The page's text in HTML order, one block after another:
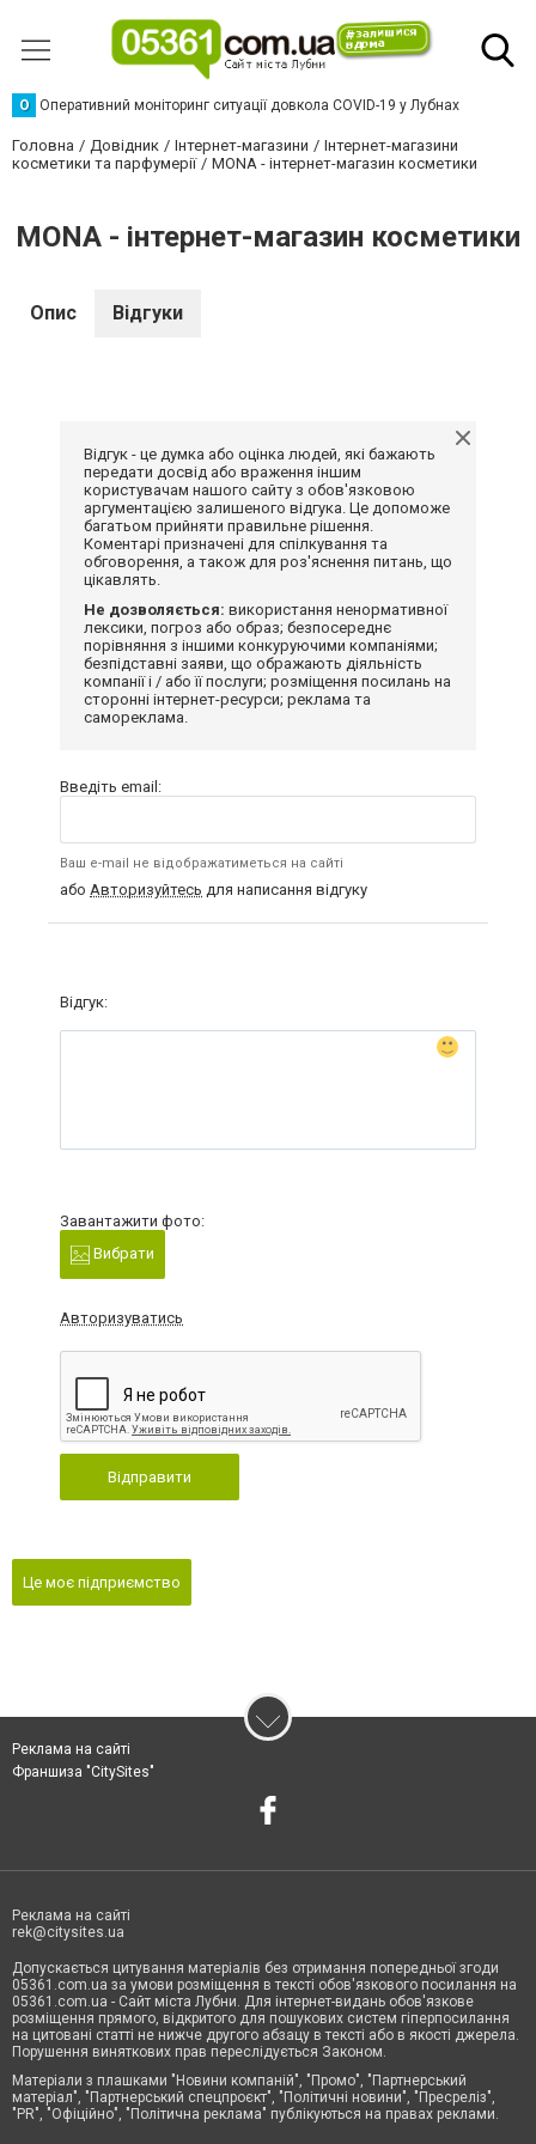
О Оперативний моніторинг ситуації довкола COVID-19 у Лубнах
Головна Довідник Інтернет-магазини
Інтернет-магазини
косметики та парфумерії
MONA - інтернет-магазин косметики
MONA - інтернет-магазин косметики
Опис Відгуки
Відгук - це думка або оцінка людей, які бажають
передати досвід або враження іншим
користувачам нашого сайту з обов'язковою
аргументацією залишеного відгука. Це допоможе
багатьом прийняти правильне рішення.
Коментарі призначені для спілкування та
обговорення, а також для роз'яснення питань, що
цікавлять.
Не дозволяється: використання ненормативної
лексики, погроз або образ; безпосереднє
порівняння з іншими конкуруючими компаніями;
безпідставні заяви, що ображають діяльність
компанії і / або її послуги; розміщення посилань на
сторонні інтернет-ресурси; реклама та
самореклама.
Введіть email:
Ваш e-mail не відображатиметься на сайті
або Авторизуйтесь для написання відгуку
Відгук:
Завантажити фото:
Вибрати
Авторизуватись
Відправити
Це моє підприємство
Реклама на сайті
Франшиза "CitySites"
Реклама на сайті
rek@citysites.ua
Допускається цитування матеріалів без отримання попередньої згоди
05361.com.ua за умови розміщення в тексті обов'язкового посилання на
05361.com.ua - Сайт міста Лубни. Для інтернет-видань обов'язкове
розміщення прямого, відкритого для пошукових систем гіперпосилання
на цитовані статті не нижче другого абзацу в тексті або в якості джерела.
Порушення виняткових прав переслідується Законом.
Матеріали з плашками "Новини компаній", "Промо", "Партнерський
матеріал", "Партнерський спецпроєкт", "Політичні новини", "Пресреліз",
"PR", "Офіційно", "Політична реклама" публікуються на правах реклами.